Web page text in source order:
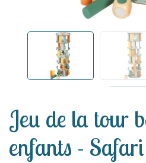
Jeu de la tour
enfants - Safari